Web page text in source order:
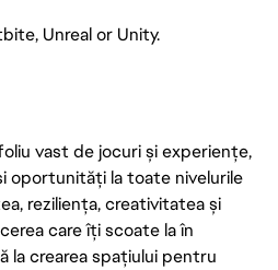
Unreal or Unity.
vast de jocuri și experiențe,
oportunități la toate nivelurile
reziliența, creativitatea și
care îți scoate la în
la crearea spațiului pentru